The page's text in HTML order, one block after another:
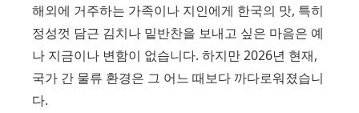
해외에 거주하는 가족이나 지인에게 한국의 맛, 특히
정성껏 담근 김치나 밑반찬을 보내고 싶은 마음은 예
나 지금이나 변함이 없습니다. 하지만 2026년 현재,
국가 간 물류 환경은 그 어느 때보다 까다로워졌습니
다.